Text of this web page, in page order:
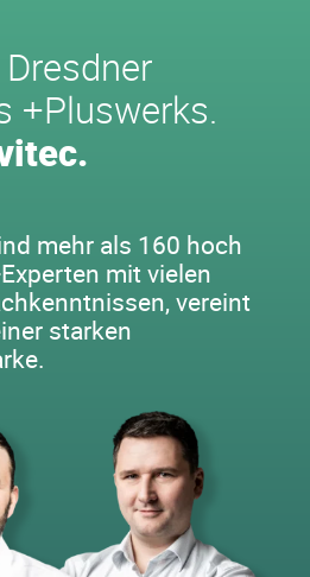
+Pluswerks.
mehr als 160 hoch
mit vielen
vereint
starken